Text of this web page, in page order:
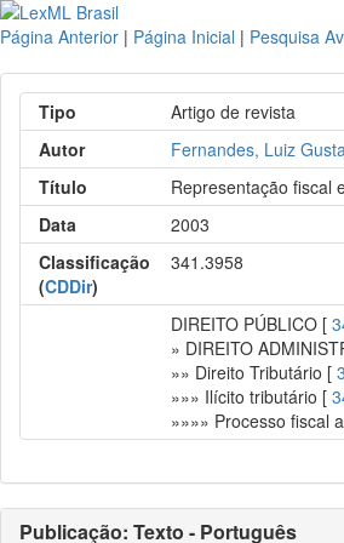
Página Anterior | Página Inicial | Pesquisa
Tipo
Artigo de revista
Autor
Fernandes, Luiz
Título
Representação fiscal
Data
2003
Classificação
(CDDir)
341.3958
DIREITO PÚBLICO [
» DIREITO
»» Direito Tributário [
»»» Ilícito tributário [
»»»» Processo fiscal
Publicação: Texto - Português